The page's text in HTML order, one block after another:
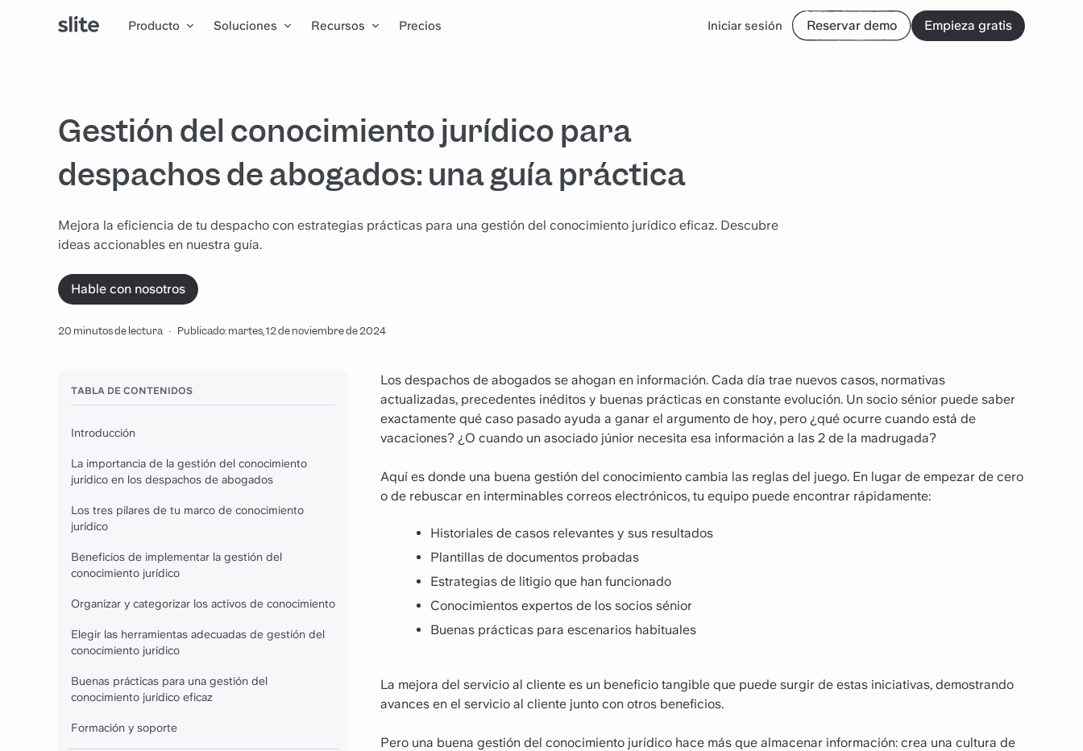
Producto Soluciones Recursos Precios Iniciar sesión Reservar demo Empieza gratis
Gestión del conocimiento jurídico para
despachos de abogados: una guía práctica
Mejora la eficiencia de tu despacho con estrategias prácticas para una gestión del conocimiento jurídico eficaz. Descubre
ideas accionables en nuestra guía.
Hable con nosotros
20 minutos de lectura · Publicado: martes, 12 de noviembre de 2024
TABLA DE CONTENIDOS
Introducción
La importancia de la gestión del conocimiento
jurídico en los despachos de abogados
Los tres pilares de tu marco de conocimiento
jurídico
Beneficios de implementar la gestión del
conocimiento jurídico
Organizar y categorizar los activos de conocimiento
Elegir las herramientas adecuadas de gestión del
conocimiento jurídico
Buenas prácticas para una gestión del
conocimiento jurídico eficaz
Formación y soporte
Los despachos de abogados se ahogan en información. Cada día trae nuevos casos, normativas
actualizadas, precedentes inéditos y buenas prácticas en constante evolución. Un socio sénior puede saber
exactamente qué caso pasado ayuda a ganar el argumento de hoy, pero ¿qué ocurre cuando está de
vacaciones? ¿O cuando un asociado júnior necesita esa información a las 2 de la madrugada?
Aquí es donde una buena gestión del conocimiento cambia las reglas del juego. En lugar de empezar de cero
o de rebuscar en interminables correos electrónicos, tu equipo puede encontrar rápidamente:
Historiales de casos relevantes y sus resultados
Plantillas de documentos probadas
Estrategias de litigio que han funcionado
Conocimientos expertos de los socios sénior
Buenas prácticas para escenarios habituales
La mejora del servicio al cliente es un beneficio tangible que puede surgir de estas iniciativas, demostrando
avances en el servicio al cliente junto con otros beneficios.
Pero una buena gestión del conocimiento jurídico hace más que almacenar información: crea una cultura de